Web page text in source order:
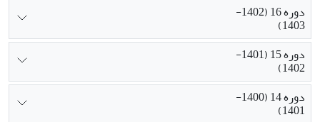
دوره 16 (1402-
1403)
دوره 15 (1401-
1402)
دوره 14 (1400-
1401)